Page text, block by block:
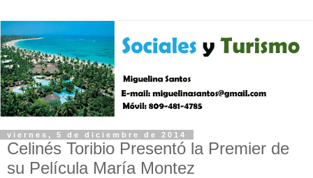
viernes, 5 de diciembre de 2014
Celinés Toribio Presentó la Premier de
su Película María Montez